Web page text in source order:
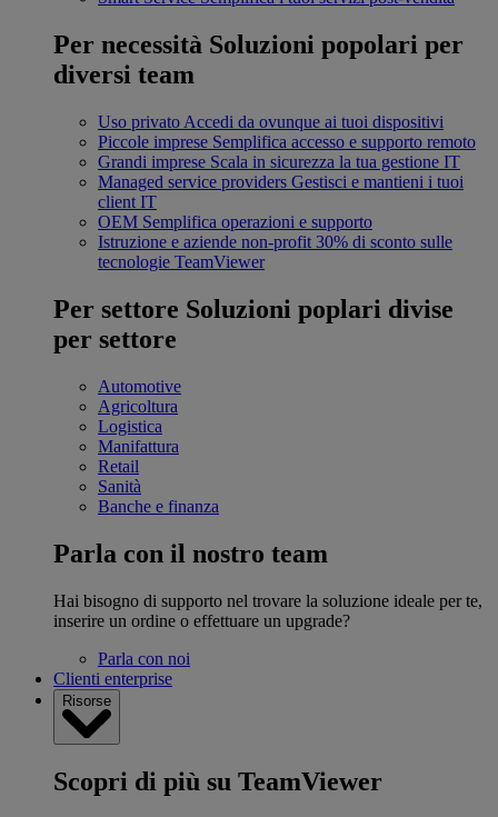
Per necessità Soluzioni popolari per
diversi team
Uso privato Accedi da ovunque ai tuoi dispositivi
Piccole imprese Semplifica accesso e supporto remoto
Grandi imprese Scala in sicurezza la tua gestione IT
Managed service providers Gestisci e mantieni i tuoi
client IT
OEM Semplifica operazioni e supporto
Istruzione e aziende non-profit 30% di sconto sulle
tecnologie TeamViewer
Per settore Soluzioni poplari divise
per settore
Automotive
Agricoltura
Logistica
Manifattura
Retail
Sanità
Banche e finanza
Parla con il nostro team
Hai bisogno di supporto nel trovare la soluzione ideale per te,
inserire un ordine o effettuare un upgrade?
Parla con noi
Clienti enterprise
Risorse
Scopri di più su TeamViewer